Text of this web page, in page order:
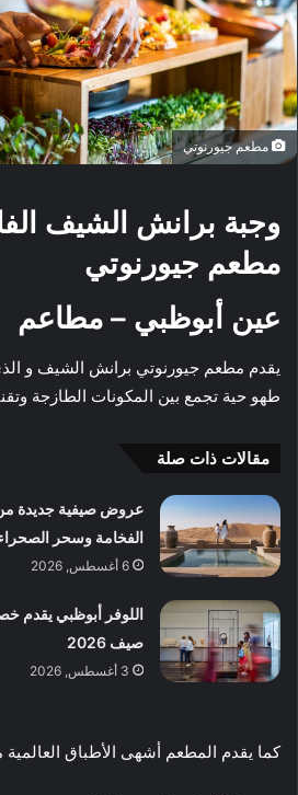
مطعم جيورنوتي
وجبة برانش الشيف
مطعم جيورنوتي
عين أبوظبي – مطاعم
يقدم مطعم جيورنوتي برانش الشيف و
طهو حية تجمع بين المكونات الطازجة
مقالات ذات صلة
عروض صيفية جديدة
الفخامة وسحر
6 أغسطس, 2026
صيف 2026
3 أغسطس, 2026
كما يقدم المطعم أشهى الأطباق العالمية